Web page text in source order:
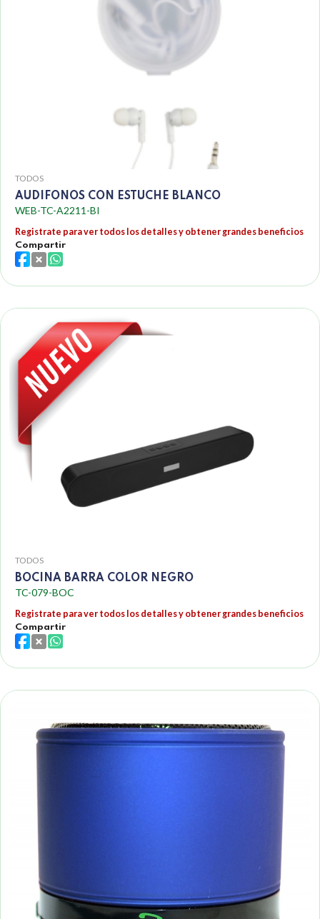
TODOS
AUDIFONOS CON ESTUCHE BLANCO
WEB-TC-A2211-BI
Registrate para ver todos los detalles y obtener grandes beneficios
Compartir
TODOS
BOCINA BARRA COLOR NEGRO
TC-079-BOC
Registrate para ver todos los detalles y obtener grandes beneficios
Compartir